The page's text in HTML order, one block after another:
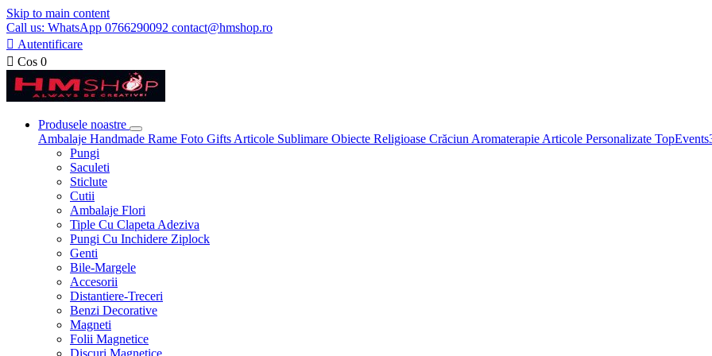
Skip to main content
Call us: WhatsApp 0766290092 contact@hmshop.ro
 Autentificare
 Cos 0
Produsele noastre
Ambalaje Handmade Rame Foto Gifts Articole Sublimare Obiecte Religioase Crăciun Aromaterapie Articole Personalizate
Pungi
Saculeti
Sticlute
Cutii
Ambalaje Flori
Tiple Cu Clapeta Adeziva
Pungi Cu Inchidere Ziplock
Genti
Bile-Margele
Accesorii
Distantiere-Treceri
Benzi Decorative
Magneti
Folii Magnetice
Discuri Magnetice